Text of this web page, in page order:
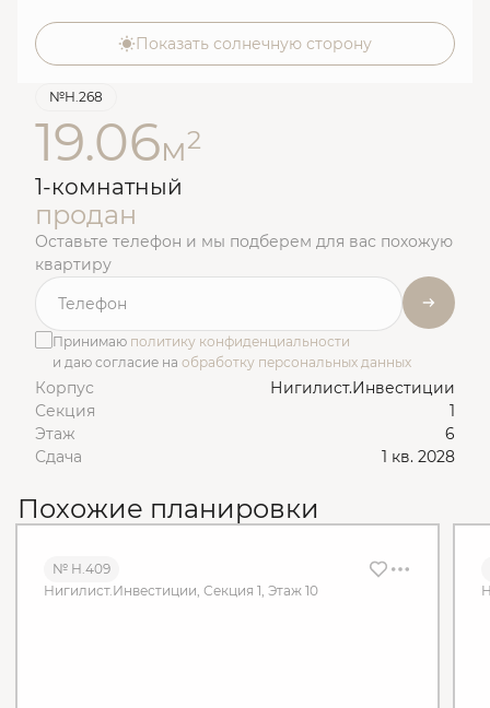
Показать солнечную сторону
№Н.268
19.06м2
1-комнатный
продан
Оставьте телефон и мы подберем для вас похожую
квартиру
Принимаю политику конфиденциальности
и даю согласие на обработку персональных данных
Корпус
Нигилист.Инвестиции
Секция
1
Этаж
6
Сдача
1 кв. 2028
Похожие планировки
№ Н.409
Нигилист.Инвестиции, Секция 1, Этаж 10